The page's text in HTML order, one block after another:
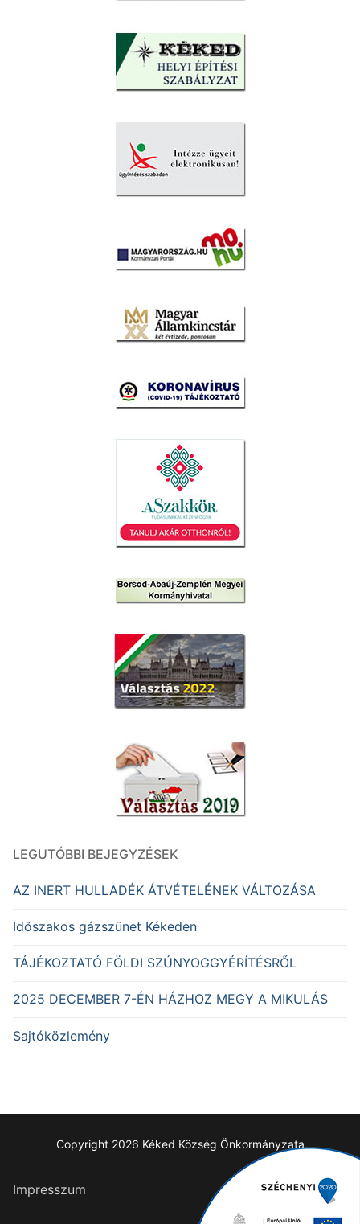
LEGUTÓBBI BEJEGYZÉSEK
AZ INERT HULLADÉK ÁTVÉTELÉNEK VÁLTOZÁSA
Időszakos gázszünet Kékeden
TÁJÉKOZTATÓ FÖLDI SZÚNYOGGYÉRÍTÉSRŐL
2025 DECEMBER 7-ÉN HÁZHOZ MEGY A MIKULÁS
Sajtóközlemény
Copyright 2026 Kéked Község Önkormányzata
Impresszum